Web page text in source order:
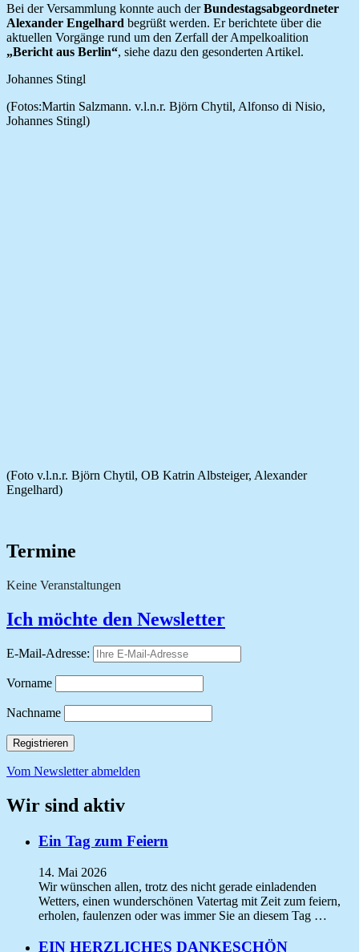
Bei der Versammlung konnte auch derBundestagsabgeordneter
Alexander Engelhard begrüßt werden. Er berichtete über die
aktuellen Vorgänge rund um den Zerfall der Ampelkoalition
„Bericht aus Berlin“, siehe dazu den gesonderten Artikel.
Johannes Stingl
(Fotos:Martin Salzmann. v.l.n.r. Björn Chytil, Alfonso di Nisio,
Johannes Stingl)
(Foto v.l.n.r. Björn Chytil, OB Katrin Albsteiger, Alexander
Engelhard)
Termine
Keine Veranstaltungen
Ich möchte den Newsletter
E-Mail-Adresse:
Vorname
Nachname
Vom Newsletter abmelden
Wir sind aktiv
Ein Tag zum Feiern
14. Mai 2026
Wir wünschen allen, trotz des nicht gerade einladenden
Wetters, einen wunderschönen Vatertag mit Zeit zum feiern,
erholen, faulenzen oder was immer Sie an diesem Tag …
EIN HERZLICHES DANKESCHÖN